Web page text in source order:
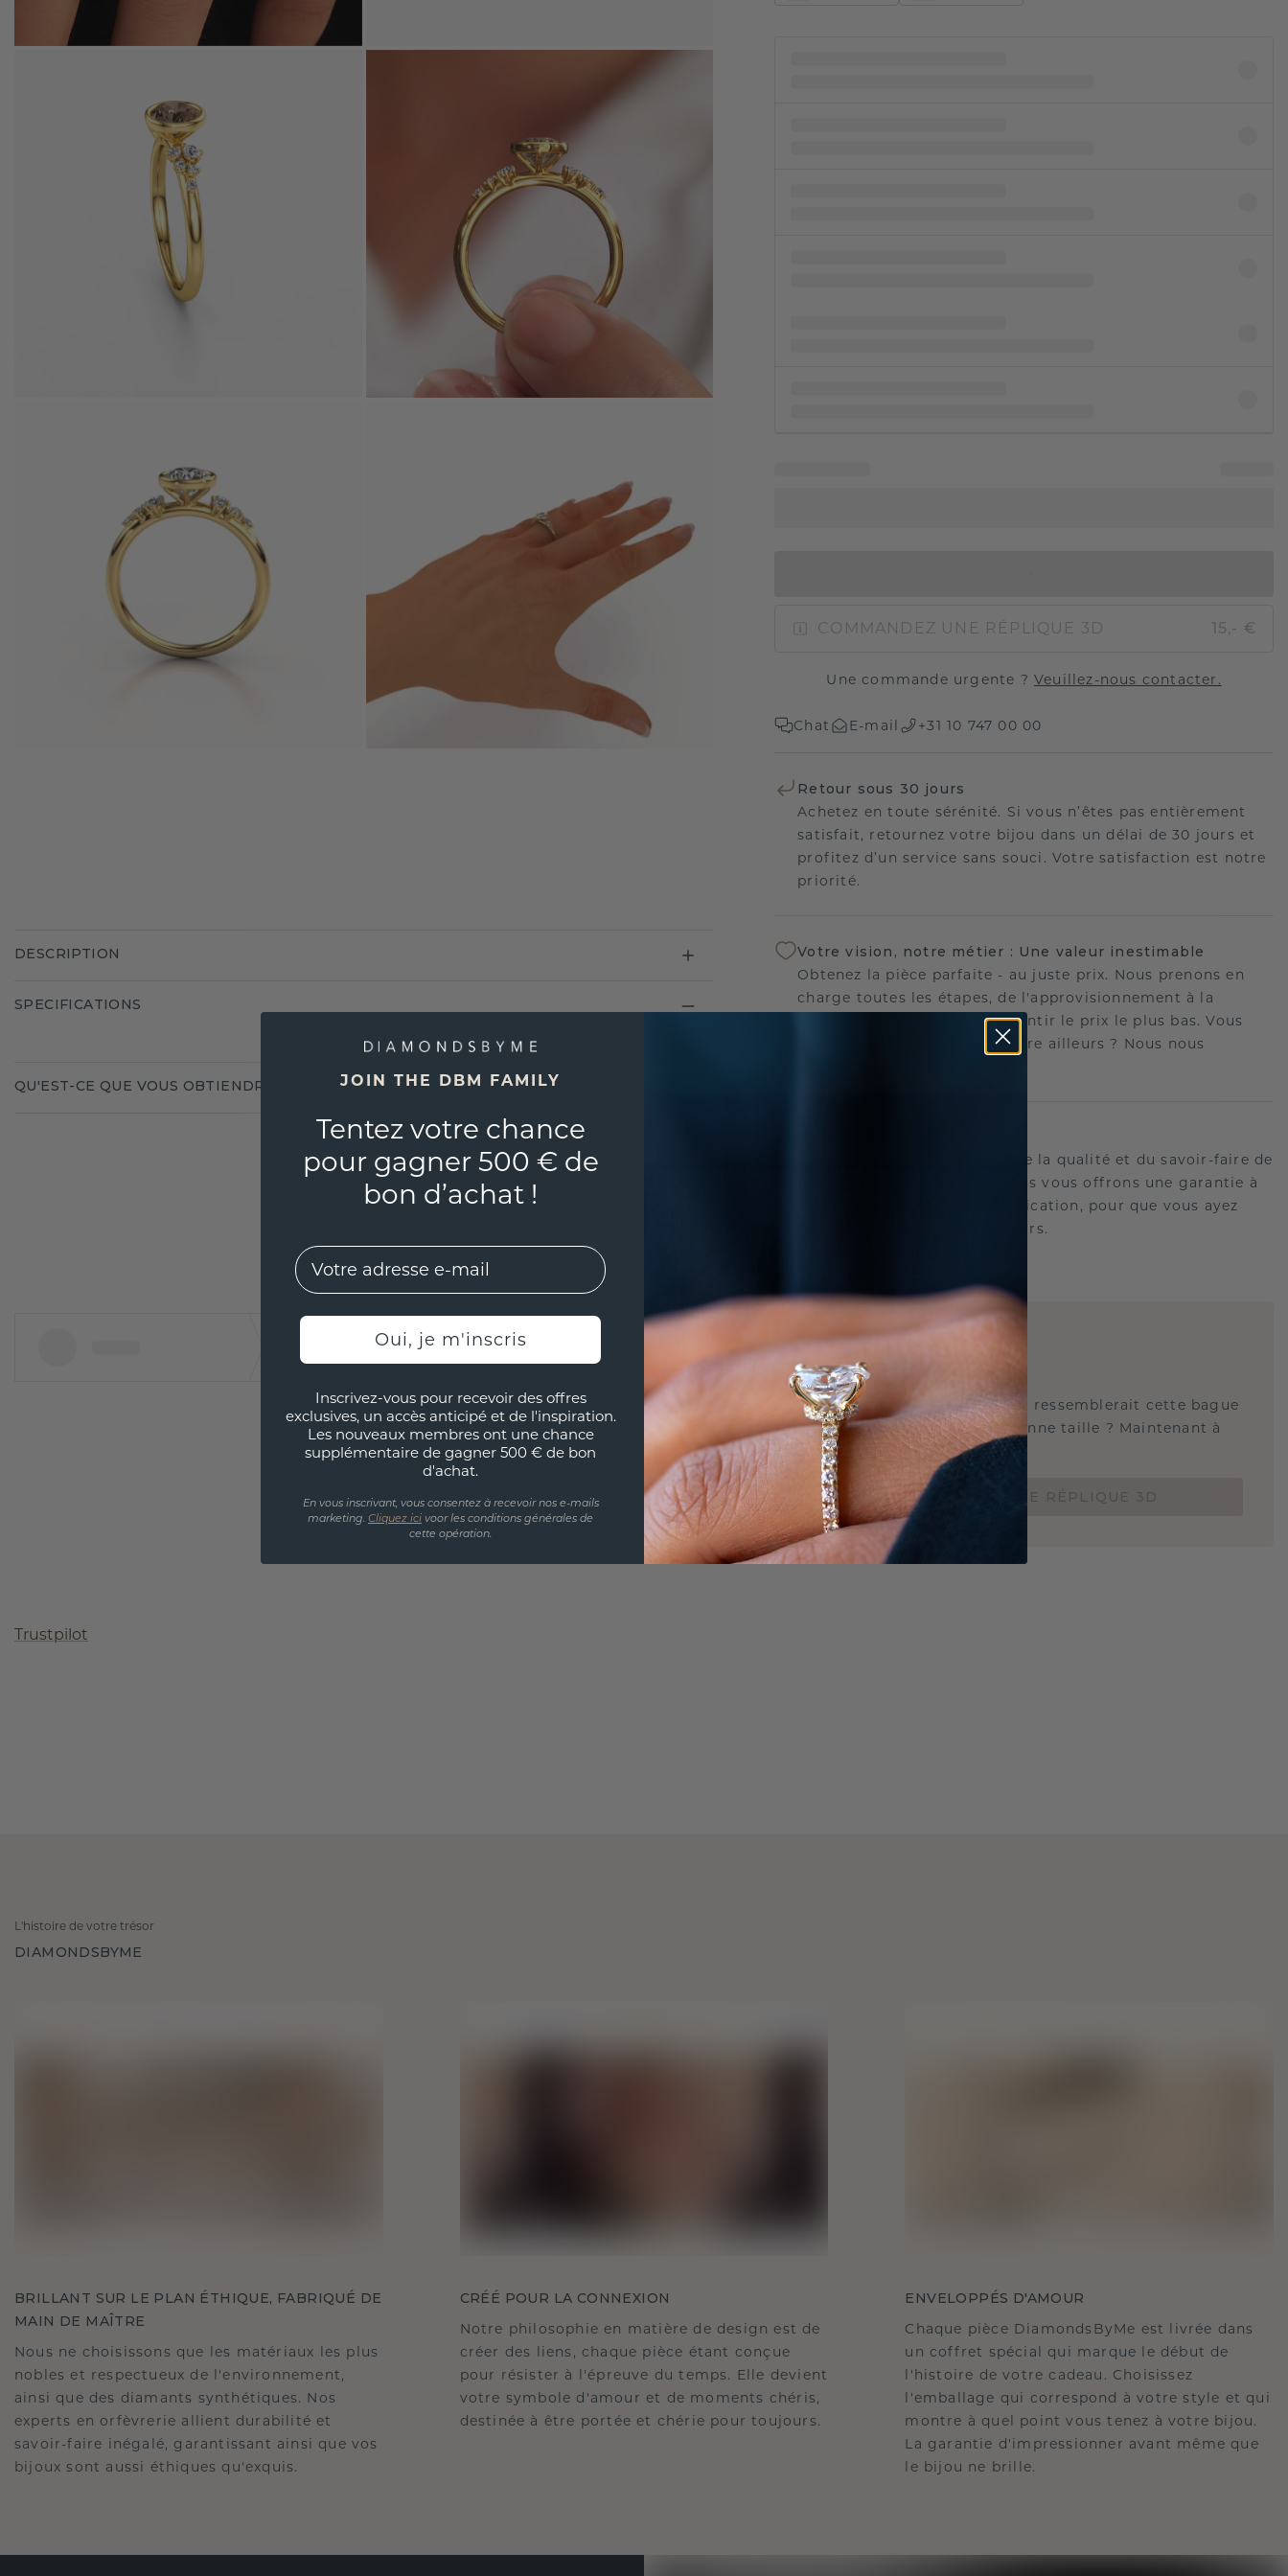
COMMANDEZ UNE RÉPLIQUE 3D 15,- €
Une commande urgente ? Veuillez-nous contacter.
Chat E-mail +31 10 747 00 00
Retour sous 30 jours
Achetez en toute sérénité. Si vous n’êtes pas entièrement
satisfait, retournez votre bijou dans un délai de 30 jours et
profitez d’un service sans souci. Votre satisfaction est notre
priorité.
Votre vision, notre métier : Une valeur inestimable
Obtenez la pièce parfaite - au juste prix. Nous prenons en
charge toutes les étapes, de l'approvisionnement à la
fabrication, afin de vous garantir le prix le plus bas. Vous
avez trouvé une meilleure offre ailleurs ? Nous nous
Nous nous portons garants de la qualité et du savoir-faire de
nos bijoux.C'est pourquoi nous vous offrons une garantie à
vie contre les défauts de fabrication, pour que vous ayez
l'esprit tranquille pour toujours.
UNIQUE!
RÉPLIQUE 3D
Souhaitez-vous savoir à quoi ressemblerait cette bague
sur vous et si elle est à la bonne taille ? Maintenant à
partir de 15 €.
COMMANDEZ UNE RÉPLIQUE 3D
DESCRIPTION
SPECIFICATIONS
QU'EST-CE QUE VOUS OBTIENDREZ ?
Trustpilot
L'histoire de votre trésor
DIAMONDSBYME
BRILLANT SUR LE PLAN ÉTHIQUE, FABRIQUÉ DE
MAIN DE MAÎTRE
Nous ne choisissons que les matériaux les plus
nobles et respectueux de l'environnement,
ainsi que des diamants synthétiques. Nos
experts en orfèvrerie allient durabilité et
savoir-faire inégalé, garantissant ainsi que vos
bijoux sont aussi éthiques qu'exquis.
CRÉÉ POUR LA CONNEXION
Notre philosophie en matière de design est de
créer des liens, chaque pièce étant conçue
pour résister à l'épreuve du temps. Elle devient
votre symbole d'amour et de moments chéris,
destinée à être portée et chérie pour toujours.
ENVELOPPÉS D'AMOUR
Chaque pièce DiamondsByMe est livrée dans
un coffret spécial qui marque le début de
l'histoire de votre cadeau. Choisissez
l'emballage qui correspond à votre style et qui
montre à quel point vous tenez à votre bijou.
La garantie d'impressionner avant même que
le bijou ne brille.
JOIN THE DBM FAMILY
Tentez votre chance
pour gagner 500 € de
bon d’achat !
EMail
Oui, je m'inscris
Inscrivez-vous pour recevoir des offres
exclusives, un accès anticipé et de l'inspiration.
Les nouveaux membres ont une chance
supplémentaire de gagner 500 € de bon
d'achat.
En vous inscrivant, vous consentez à recevoir nos e-mails
marketing. Cliquez ici voor les conditions générales de
cette opération.